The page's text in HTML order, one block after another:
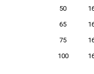
50
65
75
100